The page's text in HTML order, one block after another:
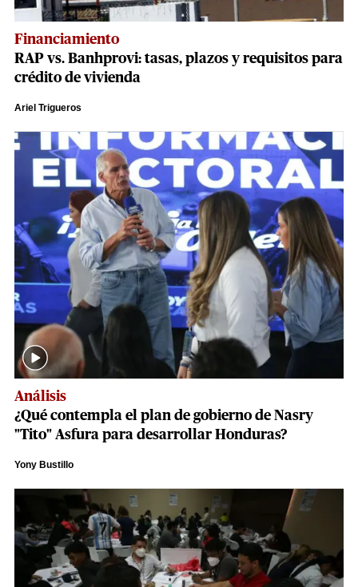
Financiamiento
RAP vs. Banhprovi: tasas, plazos y requisitos para
crédito de vivienda
Ariel Trigueros
Análisis
¿Qué contempla el plan de gobierno de Nasry
"Tito" Asfura para desarrollar Honduras?
Yony Bustillo